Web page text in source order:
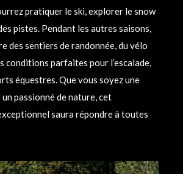
pratiquer le ski, explorer le snow
pistes. Pendant les autres saisons,
des sentiers de randonnée, du vélo
conditions parfaites pour l’escalade,
équestres. Que vous soyez une
passionné de nature, cet
saura répondre à toutes